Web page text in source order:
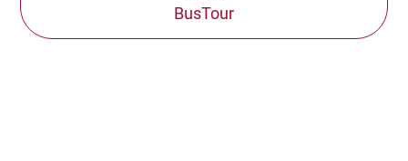
BusTour